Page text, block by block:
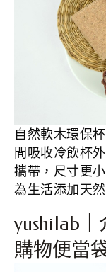
自然軟木環保
間吸收冷飲杯
攜帶，尺寸更
為生活添加天
yushilab
購物便當